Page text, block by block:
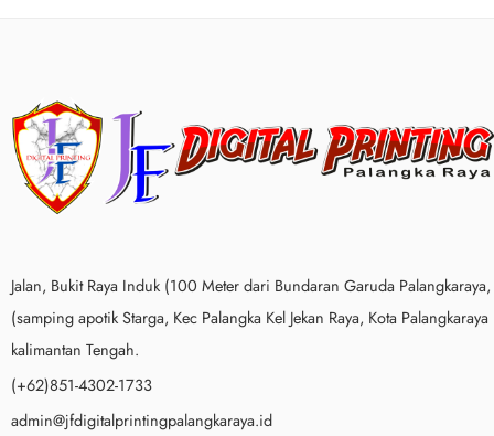
Jalan, Bukit Raya Induk (100 Meter dari Bundaran Garuda Palangkaraya,
(samping apotik Starga, Kec Palangka Kel Jekan Raya, Kota Palangkaraya
kalimantan Tengah.
(+62)851-4302-1733
admin@jfdigitalprintingpalangkaraya.id